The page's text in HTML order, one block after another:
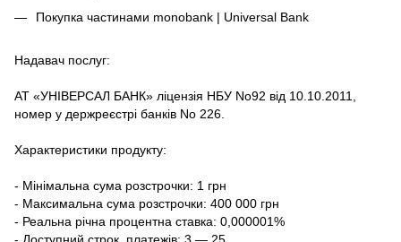
Покупка частинами monobank | Universal Bank
Надавач послуг:
АТ «УНІВЕРСАЛ БАНК» ліцензія НБУ No92 від 10.10.2011,
номер у держреєстрі банків No 226.
Характеристики продукту:
- Мінімальна сума розстрочки: 1 грн
- Максимальна сума розстрочки: 400 000 грн
- Реальна річна процентна ставка: 0,000001%